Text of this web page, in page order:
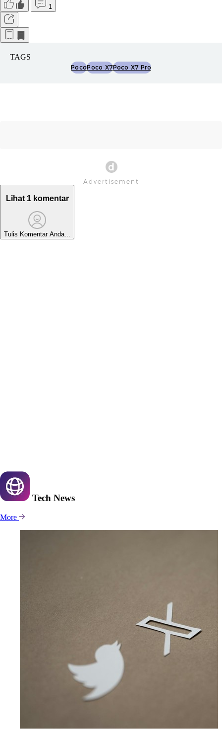
1
TAGS
PocoPoco X7Poco X7 Pro
Lihat 1 komentar
Tulis Komentar Anda...
Tech News
More